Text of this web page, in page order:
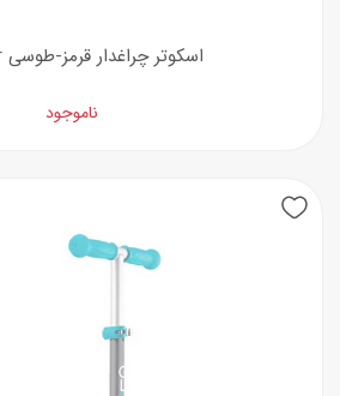
اسکوتر چراغدار قرمز-طوسی Globber
ناموجود